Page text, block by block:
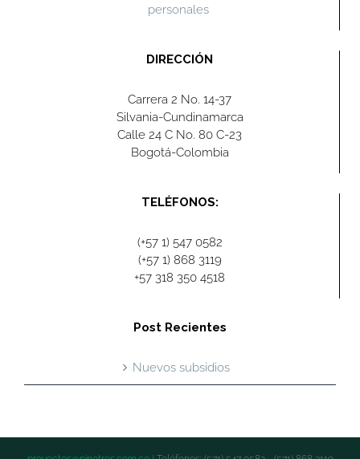
personales
DIRECCIÓN
Carrera 2 No. 14-37
Silvania-Cundinamarca
Calle 24 C No. 80 C-23
Bogotá-Colombia
TELÉFONOS:
(+57 1) 547 0582
(+57 1) 868 3119
+57 318 350 4518
Post Recientes
Nuevos subsidios